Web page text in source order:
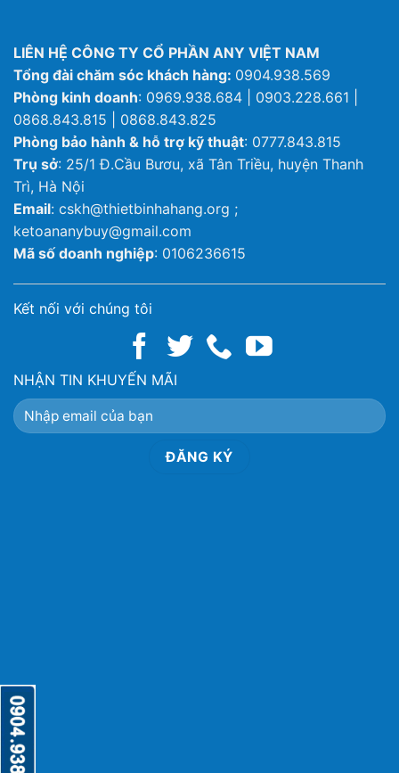
LIÊN HỆ CÔNG TY CỔ PHẦN ANY VIỆT NAM
Tổng đài chăm sóc khách hàng: 0904.938.569
Phòng kinh doanh: 0969.938.684 | 0903.228.661 |
0868.843.815 | 0868.843.825
Phòng bảo hành & hỗ trợ kỹ thuật: 0777.843.815
Trụ sở: 25/1 Đ.Cầu Bươu, xã Tân Triều, huyện Thanh
Trì, Hà Nội
Email: cskh@thietbinhahang.org ;
ketoananybuy@gmail.com
Mã số doanh nghiệp: 0106236615
Kết nối với chúng tôi
NHẬN TIN KHUYẾN MÃI